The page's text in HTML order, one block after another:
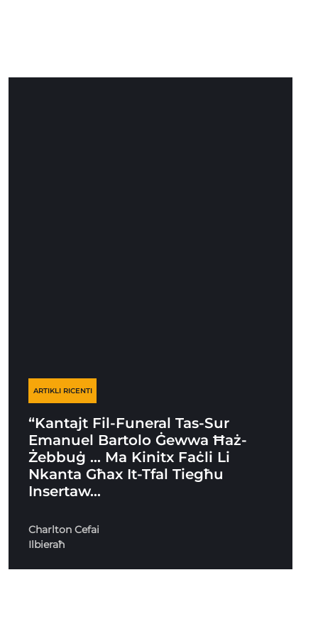
ARTIKLI RICENTI
“Kantajt Fil-Funeral Tas-Sur
Emanuel Bartolo Ġewwa Ħaż-
Żebbuġ … Ma Kinitx Faċli Li
Nkanta Għax It-Tfal Tiegħu
Insertaw…
Charlton Cefai
Ilbieraħ